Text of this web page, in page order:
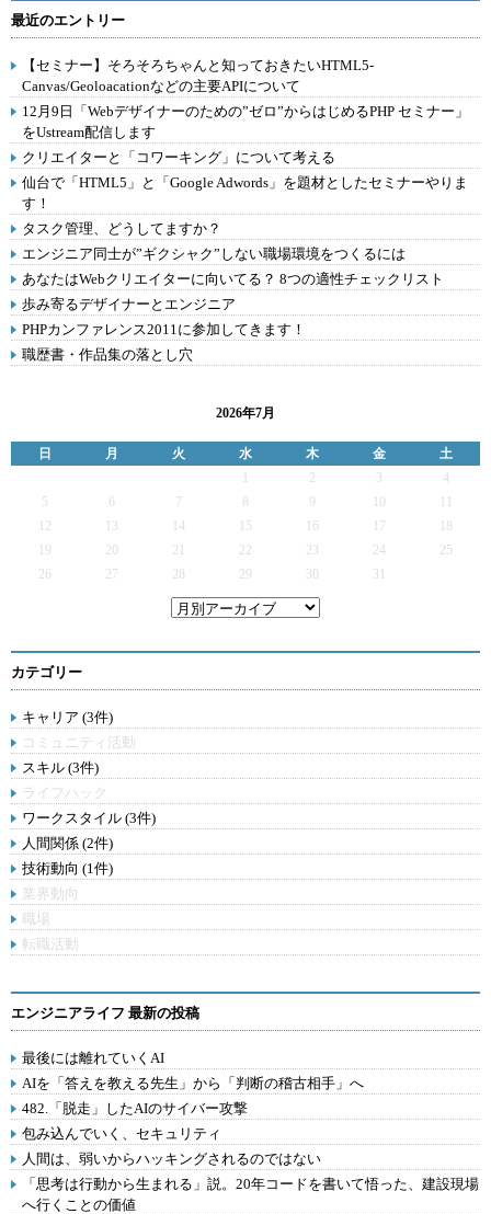
最近のエントリー
【セミナー】そろそろちゃんと知っておきたいHTML5-
Canvas/Geoloacationなどの主要APIについて
12月9日「Webデザイナーのための”ゼロ”からはじめるPHP セミナー」
をUstream配信します
クリエイターと「コワーキング」について考える
仙台で「HTML5」と「Google Adwords」を題材としたセミナーやりま
す！
タスク管理、どうしてますか？
エンジニア同士が”ギクシャク”しない職場環境をつくるには
あなたはWebクリエイターに向いてる？ 8つの適性チェックリスト
歩み寄るデザイナーとエンジニア
PHPカンファレンス2011に参加してきます！
職歴書・作品集の落とし穴
2026年7月
日 月 火 水 木 金
土
2 3
4
5
6 7 9
12
13 14 15 16 17
19
20 21 22 23 24
25
26
27 28 29 30 31
カテゴリー
キャリア (3件)
コミュニティ活動
スキル (3件)
ライフハック
ワークスタイル (3件)
人間関係 (2件)
技術動向 (1件)
業界動向
職場
転職活動
エンジニアライフ 最新の投稿
最後には離れていくAI
AIを「答えを教える先生」から「判断の稽古相手」へ
482.「脱走」したAIのサイバー攻撃
包み込んでいく、セキュリティ
人間は、弱いからハッキングされるのではない
「思考は行動から生まれる」説。20年コードを書いて悟った、建設現場
へ行くことの価値